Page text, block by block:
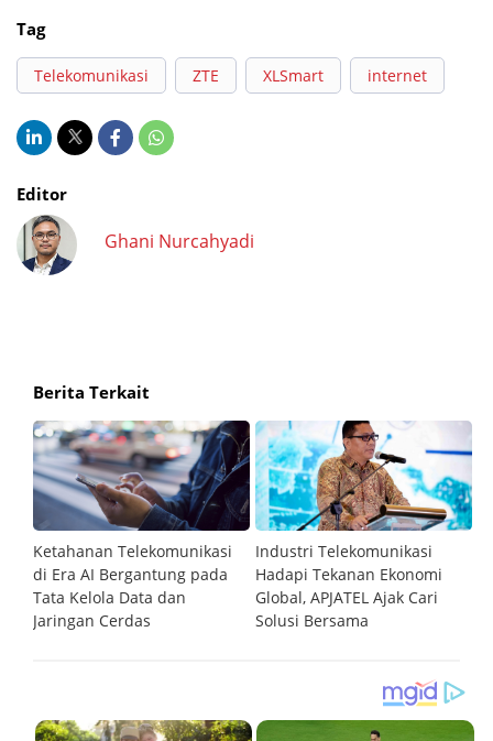
Tag
Telekomunikasi ZTE XLSmart internet
Editor
Ghani Nurcahyadi
Berita Terkait
Ketahanan Telekomunikasi
di Era AI Bergantung pada
Tata Kelola Data dan
Jaringan Cerdas
Industri Telekomunikasi
Hadapi Tekanan Ekonomi
Global, APJATEL Ajak Cari
Solusi Bersama